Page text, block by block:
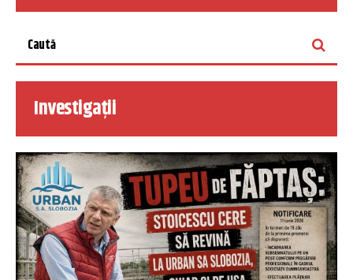
Investigații